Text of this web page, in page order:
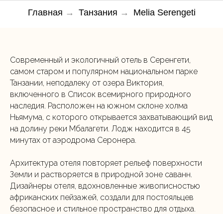
Главная → Танзания → Melia Serengeti
Современный и экологичный отель в Серенгети,
самом старом и популярном национальном парке
Танзании, неподалеку от озера Виктория,
включенного в Список всемирного природного
наследия. Расположен на южном склоне холма
Ньямума, с которого открывается захватывающий вид
на долину реки Мбалагети. Лодж находится в 45
минутах от аэродрома Серонера.
Архитектура отеля повторяет рельеф поверхности
Земли и растворяется в природной зоне саванн.
Дизайнеры отеля, вдохновленные живописностью
африканских пейзажей, создали для постояльцев
безопасное и стильное пространство для отдыха.